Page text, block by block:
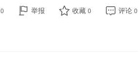
0 举报 收藏 0 评论 0